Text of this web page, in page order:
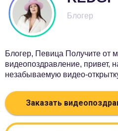
Блогер
Блогер, Певица Получите от
видеопоздравление, привет,
незабываемую видео-
Заказать